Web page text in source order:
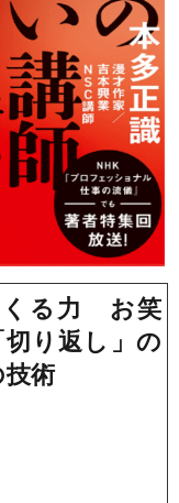
くる力 お笑
り返し」の
術